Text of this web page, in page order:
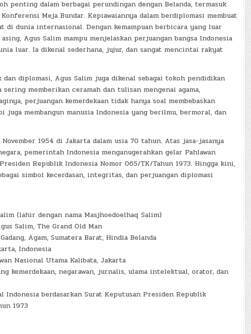
penting dalam berbagai perundingan dengan Belanda, termasuk
Meja Bundar. Kepiawaiannya dalam berdiplomasi membuat
di dunia internasional. Dengan kemampuan berbicara yang luar
asing, Agus Salim mampu menjelaskan perjuangan bangsa Indonesia
luar. Ia dikenal sederhana, jujur, dan sangat mencintai rakyat
diplomasi, Agus Salim juga dikenal sebagai tokoh pendidikan
memberikan ceramah dan tulisan mengenai agama,
perjuangan kemerdekaan tidak hanya soal membebaskan
juga membangun manusia Indonesia yang berilmu, bermoral, dan
1954 di Jakarta dalam usia 70 tahun. Atas jasa-jasanya
pemerintah Indonesia menganugerahkan gelar Pahlawan
Republik Indonesia Nomor 065/TK/Tahun 1973. Hingga kini,
simbol kecerdasan, integritas, dan perjuangan diplomasi
(lahir dengan nama Masjhoedoelhaq Salim)
Salim, The Grand Old Man
Agam, Sumatera Barat, Hindia Belanda
Indonesia
Nasional Utama Kalibata, Jakarta
kemerdekaan, negarawan, jurnalis, ulama intelektual, orator, dan
Indonesia berdasarkan Surat Keputusan Presiden Republik
1973